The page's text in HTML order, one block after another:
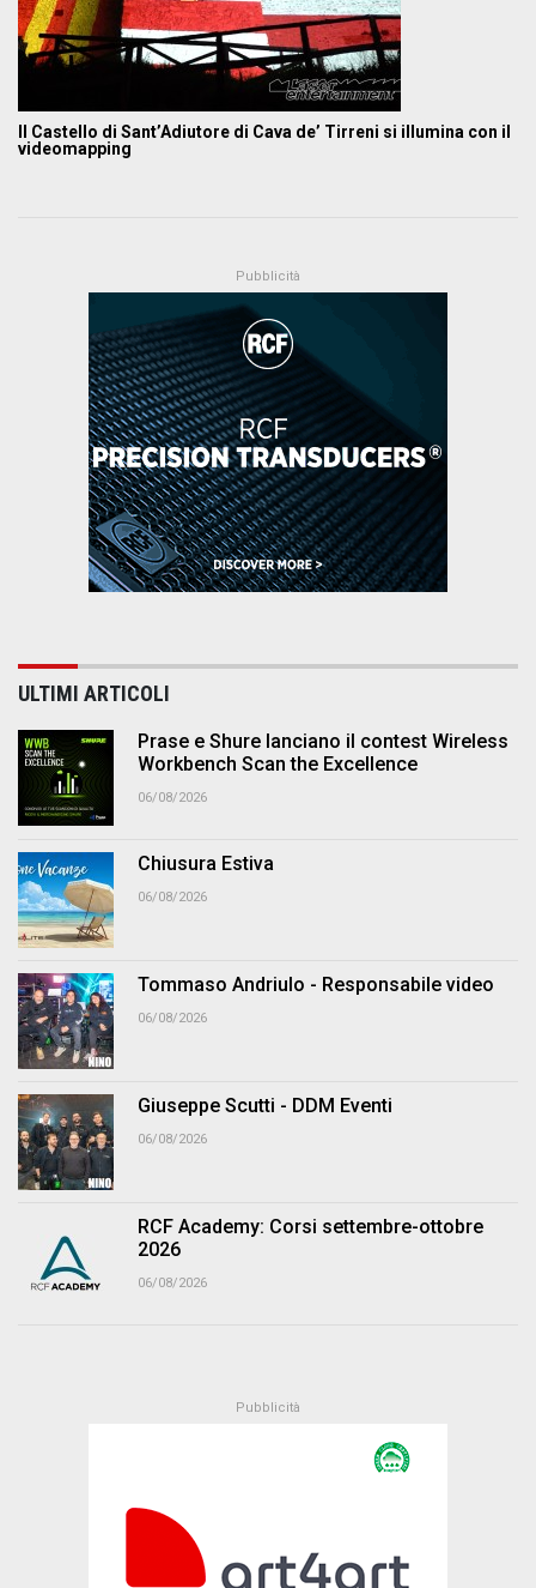
Il Castello di Sant’Adiutore di Cava de’ Tirreni si illumina con il
videomapping
ULTIMI ARTICOLI
Prase e Shure lanciano il contest Wireless
Workbench Scan the Excellence
06/08/2026
Chiusura Estiva
06/08/2026
Tommaso Andriulo - Responsabile video
06/08/2026
Giuseppe Scutti - DDM Eventi
06/08/2026
RCF Academy: Corsi settembre-ottobre
2026
06/08/2026